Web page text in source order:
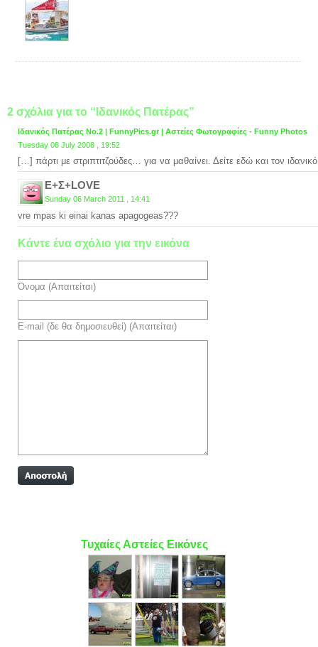
2 σχόλια για το “Ιδανικός Πατέρας”
Ιδανικός Πατέρας Νο.2 | FunnyPics.gr | Αστείες Φωτογραφίες - Funny Photos
Tuesday 08 July 2008 , 19:52
[…] πάρτι με στριπτιτζούδες… για να μαθαίνει. Δείτε εδώ και τον
Ε+Σ+LOVE
Sunday 06 March 2011 , 14:41
vre mpas ki einai kanas apagogeas???
Κάντε ένα σχόλιο για την εικόνα
Όνομα (Απαιτείται)
E-mail (δε θα δημοσιευθεί) (Απαιτείται)
Τυχαίες Αστείες Εικόνες